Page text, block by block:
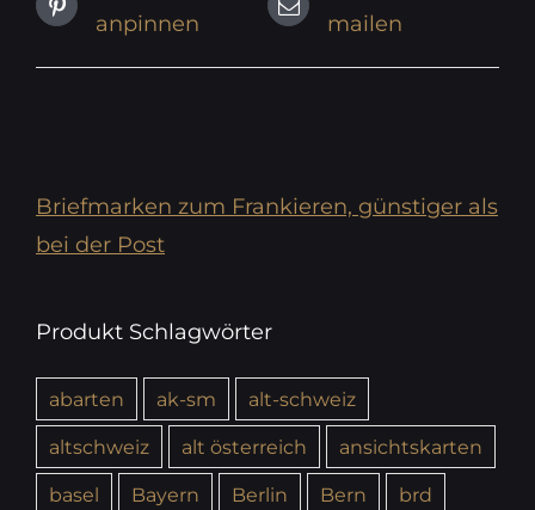
anpinnen
mailen
Briefmarken zum Frankieren, günstiger als
bei der Post
Produkt Schlagwörter
abarten ak-sm
alt-schweiz
altschweiz
alt österreich
ansichtskarten
basel
Bayern Berlin Bern
brd